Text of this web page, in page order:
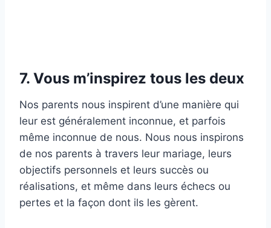
7. Vous m’inspirez tous les deux
Nos parents nous inspirent d’une manière qui
leur est généralement inconnue, et parfois
même inconnue de nous. Nous nous inspirons
de nos parents à travers leur mariage, leurs
objectifs personnels et leurs succès ou
réalisations, et même dans leurs échecs ou
pertes et la façon dont ils les gèrent.